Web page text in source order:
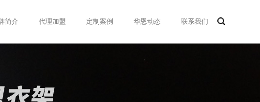
简介 代理加盟 定制案例 华恩动态 联系我们